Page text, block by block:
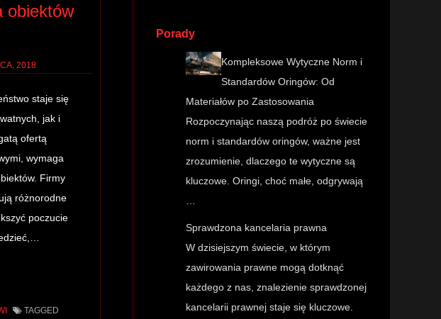
obiektów
2018
staje się
jak i
ofertą
wymaga
Firmy
różnorodne
poczucie
TAGGED
Porady
Kompleksowe Wytyczne Norm i
Standardów Oringów: Od
Materiałów po Zastosowania
Rozpoczynając naszą podróż po świecie
norm i standardów oringów, ważne jest
zrozumienie, dlaczego te wytyczne są
kluczowe. Oringi, choć małe, odgrywają
Sprawdzona kancelaria prawna
W dzisiejszym świecie, w którym
zawirowania prawne mogą dotknąć
każdego z nas, znalezienie sprawdzonej
kancelarii prawnej staje się kluczowe.